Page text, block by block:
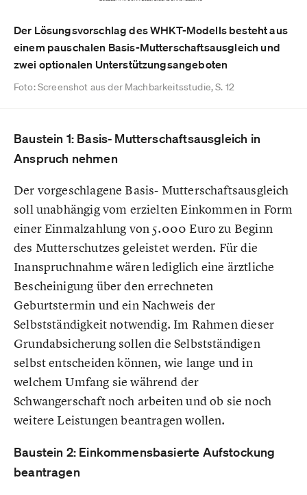
Der Lösungsvorschlag des WHKT-Modells besteht aus
einem pauschalen Basis-Mutterschaftsausgleich und
zwei optionalen Unterstützungsangeboten
Foto: Screenshot aus der Machbarkeitsstudie, S. 12
Baustein 1: Basis- Mutterschaftsausgleich in
Anspruch nehmen
Der vorgeschlagene Basis- Mutterschaftsausgleich
soll unabhängig vom erzielten Einkommen in Form
einer Einmalzahlung von 5.000 Euro zu Beginn
des Mutterschutzes geleistet werden. Für die
Inanspruchnahme wären lediglich eine ärztliche
Bescheinigung über den errechneten
Geburtstermin und ein Nachweis der
Selbstständigkeit notwendig. Im Rahmen dieser
Grundabsicherung sollen die Selbstständigen
selbst entscheiden können, wie lange und in
welchem Umfang sie während der
Schwangerschaft noch arbeiten und ob sie noch
weitere Leistungen beantragen wollen.
Baustein 2: Einkommensbasierte Aufstockung
beantragen